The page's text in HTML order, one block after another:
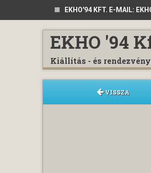
EKHO'94 KFT. E-MAIL:
EKHO '94
Kiállítás - és
VISSZA